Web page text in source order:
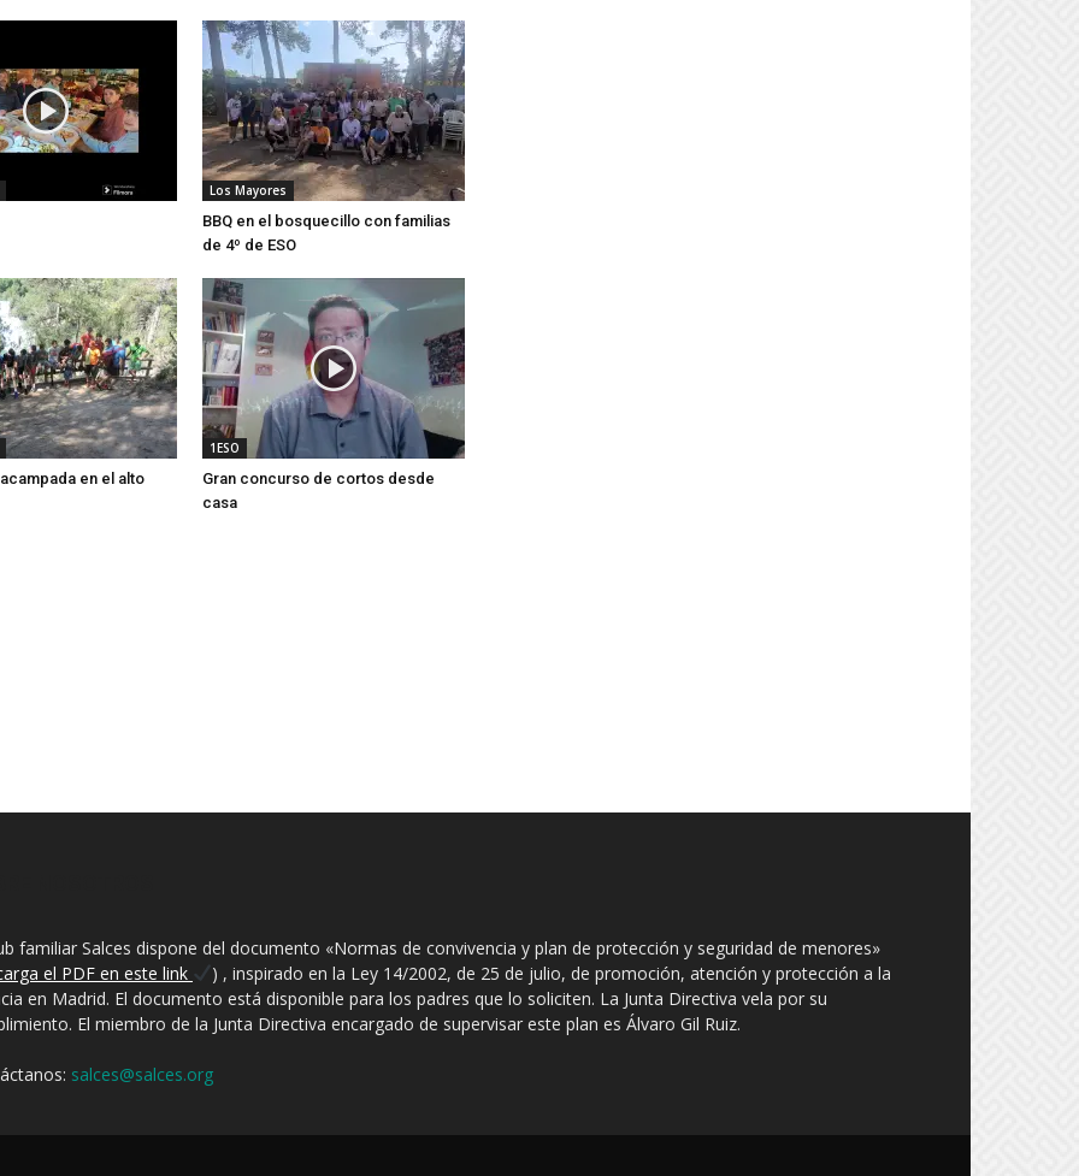
Los Mayores
BBQ en el bosquecillo con familias
de 4º de ESO
en el alto
1ESO
Gran concurso de cortos desde
casa
familiar Salces dispone del documento «Normas de convivencia y plan de protección y seguridad de menores»
el PDF en este link
) , inspirado en la Ley 14/2002, de 25 de julio, de promoción, atención y protección a la
en Madrid. El documento está disponible para los padres que lo soliciten. La Junta Directiva vela por su
El miembro de la Junta Directiva encargado de supervisar este plan es Álvaro Gil Ruiz.
salces@salces.org